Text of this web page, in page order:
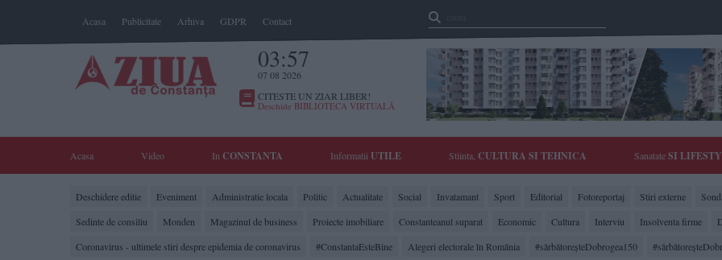
Acasa Publicitate Arhiva GDPR Contact
03:57
07 08 2026
CITESTE UN ZIAR LIBER!
Deschide BIBLIOTECA VIRTUALĂ
Acasa Video In CONSTANTA Informatii UTILE Stiinta, CULTURA SI TEHNICA SanatateSI
Deschidere editie Eveniment Administratie locala Politic Actualitate Social Invatamant Sport Editorial Fotoreportaj Stiri externe
Sedinte de consiliu
Monden Magazinul de business Proiecte imobiliare Constanteanul suparat Economic Cultura Interviu Insolventa firme
Coronavirus - ultimele stiri despre epidemia de coronavirus
#ConstantaEsteBine Alegeri electorale în România #sărbătoreşteDobrogea150